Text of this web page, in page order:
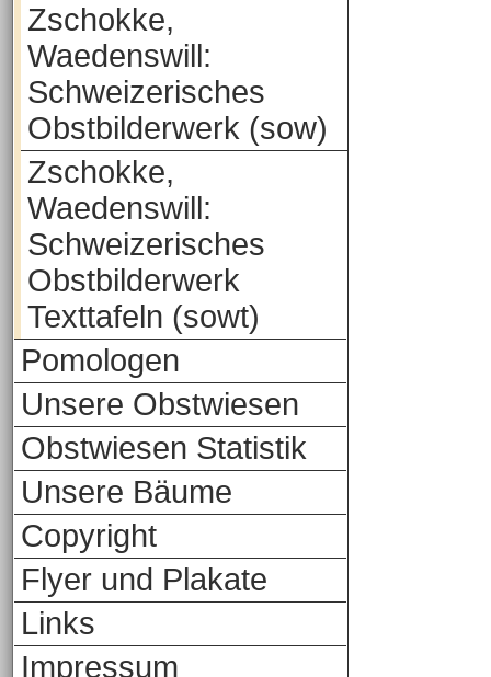
Zschokke,
Waedenswill:
Schweizerisches
Obstbilderwerk (sow)
Zschokke,
Waedenswill:
Schweizerisches
Obstbilderwerk
Texttafeln (sowt)
Pomologen
Unsere Obstwiesen
Obstwiesen Statistik
Unsere Bäume
Copyright
Flyer und Plakate
Links
Impressum